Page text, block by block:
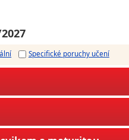
Specifické poruchy učení